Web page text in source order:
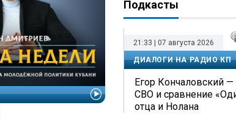
Подкасты
21:33 | 07 августа 2026
ДИАЛОГИ НА РАДИО КП
Егор Кончаловский —
СВО и сравнение
отца и Нолана